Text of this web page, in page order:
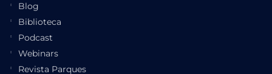
Blog
Biblioteca
Podcast
Webinars
Revista Parques